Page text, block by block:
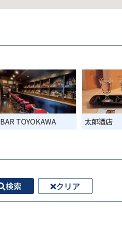
BAR TOYOKAWA 太郎酒店
検索 クリア